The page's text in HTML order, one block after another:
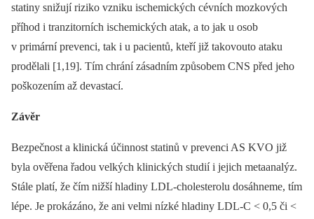
statiny snižují riziko vzniku ischemických cévních mozkových
příhod i tranzitorních ischemických atak, a to jak u osob
v primární prevenci, tak i u pacientů, kteří již takovouto ataku
prodělali [1,19]. Tím chrání zásadním způsobem CNS před jeho
poškozením až devastací.
Závěr
Bezpečnost a klinická účinnost statinů v prevenci AS KVO již
byla ověřena řadou velkých klinických studií i jejich metaanalýz.
Stále platí, že čím nižší hladiny LDL-cholesterolu dosáhneme, tím
lépe. Je prokázáno, že ani velmi nízké hladiny LDL-C < 0,5 či <